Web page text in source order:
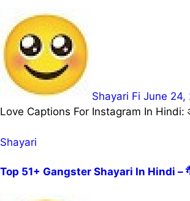
Shayari Fi June 24,
Love Captions For Instagram In Hindi:
Shayari
Top 51+ Gangster Shayari In Hindi –